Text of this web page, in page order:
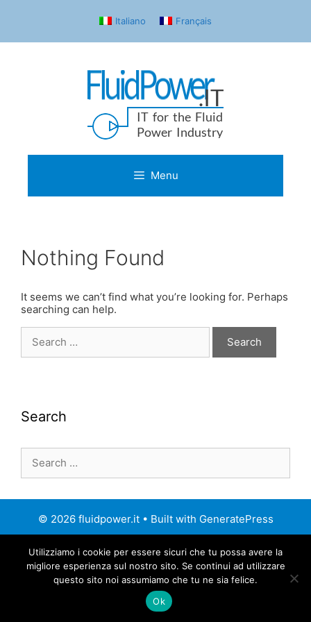
Italiano Français
Menu
Nothing Found
It seems we can’t find what you’re looking for. Perhaps
searching can help.
for:
Search
for:
© 2026 fluidpower.it• Built with GeneratePress
Utilizziamo i cookie per essere sicuri che tu possa avere la
migliore esperienza sul nostro sito. Se continui ad utilizzare
questo sito noi assumiamo che tu ne sia felice.
Ok